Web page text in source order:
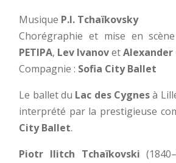
Musique P.I. Tchaïkovsky
Chorégraphie et mise en scène
PETIPA, Lev IvanovetAlexander
Compagnie : Sofia City Ballet
Le ballet du Lac des Cygnesà
interprété par la prestigieuse
City Ballet.
Piotr Ilitch Tchaïkovski